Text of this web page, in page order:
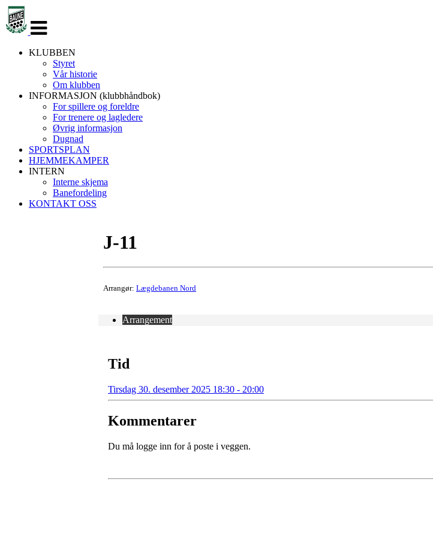
navigasjon
KLUBBEN
Styret
Vår historie
Om klubben
INFORMASJON (klubbhåndbok)
For spillere og foreldre
For trenere og lagledere
Øvrig informasjon
Dugnad
SPORTSPLAN
HJEMMEKAMPER
INTERN
Interne skjema
Banefordeling
KONTAKT OSS
J-11
Arrangør: Lægdebanen Nord
Arrangement
Tid
Tirsdag 30. desember 2025 18:30 - 20:00
Kommentarer
Du må logge inn for å poste i veggen.